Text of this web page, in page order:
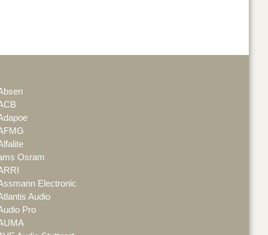
Osram
Electronic
Audio
Pro